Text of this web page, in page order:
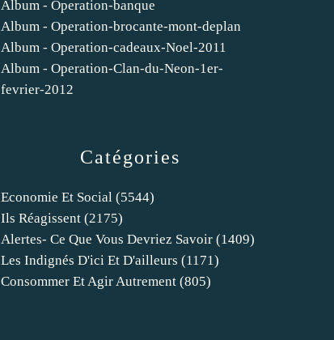
Catégories
Economie Et Social (5544)
Ils Réagissent (2175)
Alertes- Ce Que Vous Devriez Savoir (1409)
Les Indignés D'ici Et D'ailleurs (1171)
Consommer Et Agir Autrement (805)
Album - Operation-banque
Album - Operation-brocante-mont-deplan
Album - Operation-cadeaux-Noel-2011
Album - Operation-Clan-du-Neon-1er-
fevrier-2012